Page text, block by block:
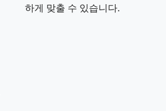
하게 맞출 수 있습니다.